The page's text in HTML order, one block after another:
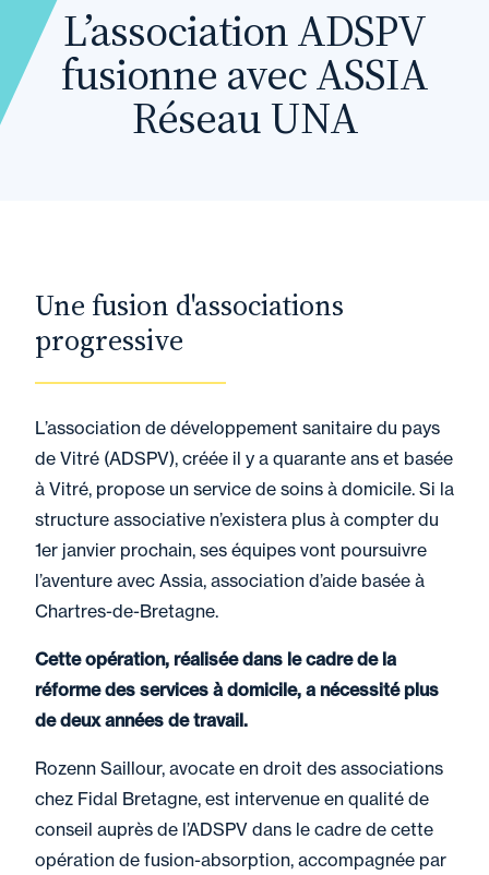
L’association ADSPV
fusionne avec ASSIA
Réseau UNA
Une fusion d'associations
progressive
L’association de développement sanitaire du pays
de Vitré (ADSPV), créée il y a quarante ans et basée
à Vitré, propose un service de soins à domicile. Si la
structure associative n’existera plus à compter du
1er janvier prochain, ses équipes vont poursuivre
l’aventure avec Assia, association d’aide basée à
Chartres-de-Bretagne.
Cette opération, réalisée dans le cadre de la
réforme des services à domicile, a nécessité plus
de deux années de travail.
Rozenn Saillour, avocate en droit des associations
chez Fidal Bretagne, est intervenue en qualité de
conseil auprès de l’ADSPV dans le cadre de cette
opération de fusion-absorption, accompagnée par